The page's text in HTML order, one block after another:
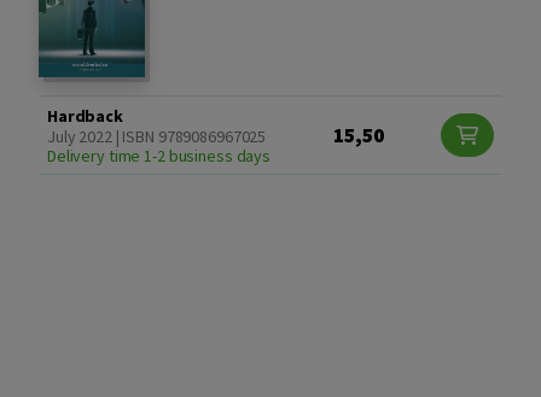
Hardback
July 2022 | ISBN 9789086967025
Delivery time 1-2 business days
15,50